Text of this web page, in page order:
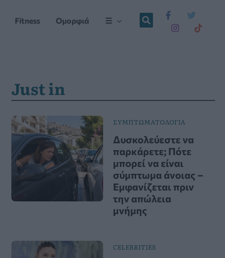
Fitness Ομορφιά ☰
Just in
ΣΥΜΠΤΩΜΑΤΟΛΟΓΙΑ
Δυσκολεύεστε να
παρκάρετε; Πότε
μπορεί να είναι
σύμπτωμα άνοιας –
Εμφανίζεται πριν
την απώλεια
μνήμης
CELEBRITIES